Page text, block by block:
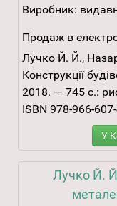
Виробник:
Продаж в
Лучко Й. Й.,
Конструкції
2018. — 745 с.:
ISBN 978-966-
У
Лучко Й.